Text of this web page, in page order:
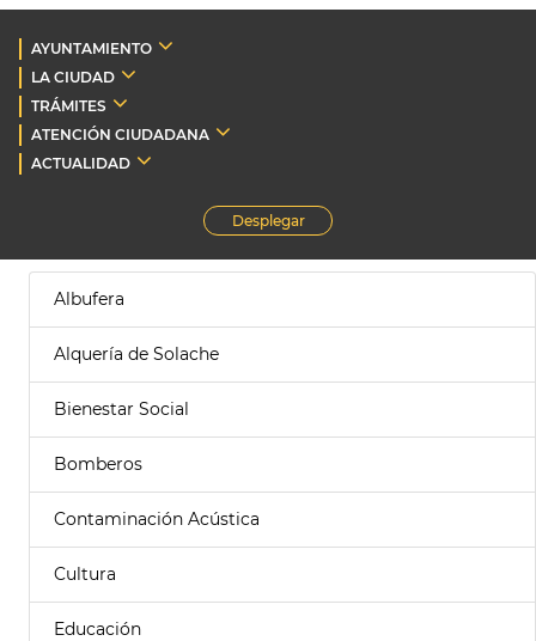
AYUNTAMIENTO
LA CIUDAD
TRÁMITES
ATENCIÓN CIUDADANA
ACTUALIDAD
Desplegar
Albufera
Alquería de Solache
Bienestar Social
Bomberos
Contaminación Acústica
Cultura
Educación